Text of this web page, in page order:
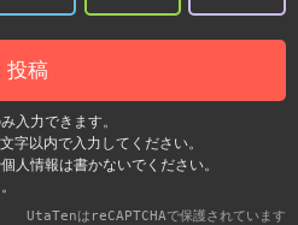
投稿
入力できます。
以内で入力してください。
人情報は書かないでください。
UtaTenはreCAPTCHAで保護されています